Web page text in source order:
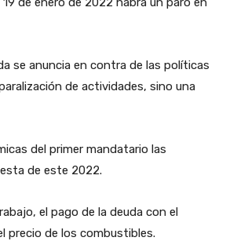
se anuncia en contra de las políticas
de actividades, sino una
del primer mandatario las
de este 2022.
el pago de la deuda con el
precio de los combustibles.